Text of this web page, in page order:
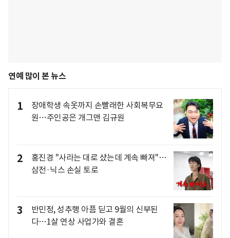
연예 많이 본 뉴스
1
장애학생 속옷까지 손빨래한 사회복무요
원…주인공은 개그맨 김규원
2
홍진경 "사라는 대로 샀는데 계속 빠져"…
삼전·닉스 손실 토로
3
반민정, 성추행 아픔 딛고 9월의 신부된
다…1살 연상 사업가와 결혼